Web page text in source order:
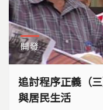
開發
追討程序正義（
與居民生活